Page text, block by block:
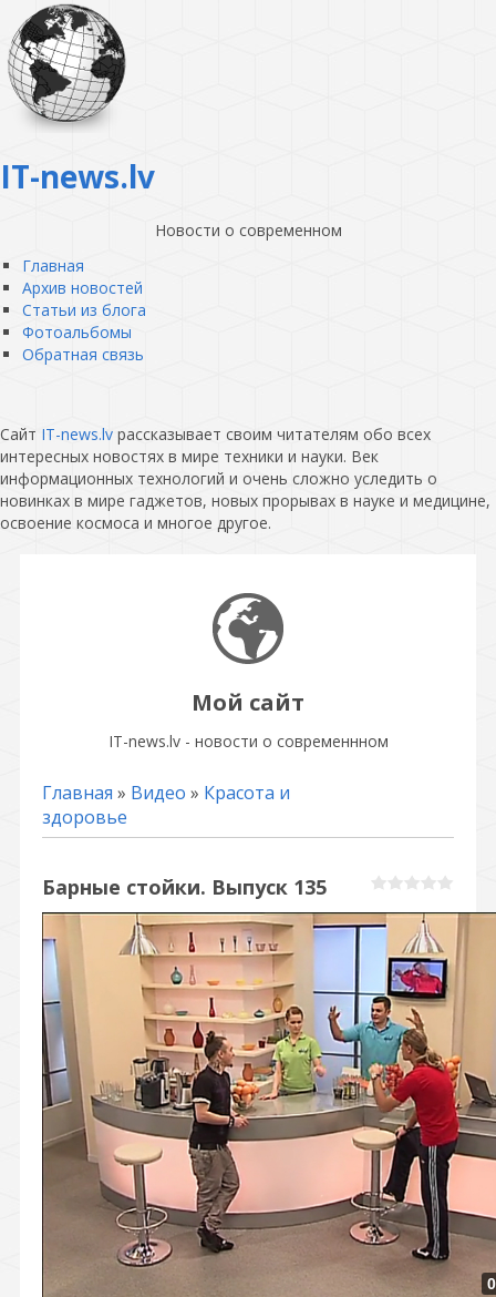
IT-news.lv
Новости о современном
Главная
Архив новостей
Статьи из блога
Фотоальбомы
Обратная связь
Сайт IT-news.lv рассказывает своим читателям обо всех
интересных новостях в мире техники и науки. Век
информационных технологий и очень сложно уследить о
новинках в мире гаджетов, новых прорывах в науке и медицине,
освоение космоса и многое другое.
Мой сайт
IT-news.lv - новости о современнном
Главная » Видео » Красота и
здоровье
Барные стойки. Выпуск 135